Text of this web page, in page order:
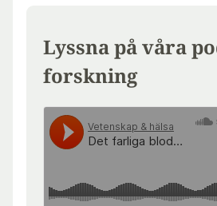
Lyssna på våra
forskning